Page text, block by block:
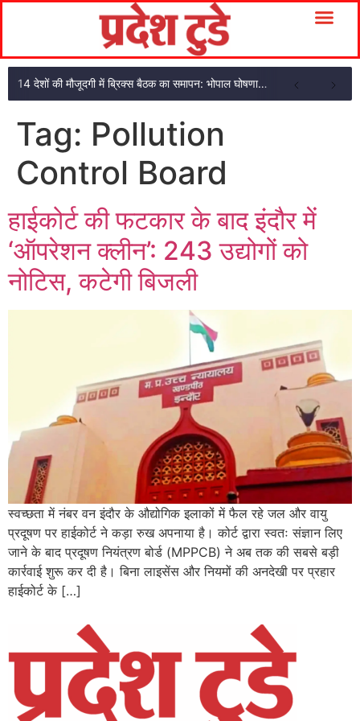
14 देशों की मौजूदगी में ब्रिक्स बैठक का समापन: भोपाल घोषणा पत्र अपनाया
Tag: Pollution
Control Board
हाईकोर्ट की फटकार के बाद इंदौर में
‘ऑपरेशन क्लीन’: 243 उद्योगों को
नोटिस, कटेगी बिजली
स्वच्छता में नंबर वन इंदौर के औद्योगिक इलाकों में फैल रहे जल और वायु
प्रदूषण पर हाईकोर्ट ने कड़ा रुख अपनाया है। कोर्ट द्वारा स्वतः संज्ञान लिए
जाने के बाद प्रदूषण नियंत्रण बोर्ड (MPPCB) ने अब तक की सबसे बड़ी
कार्रवाई शुरू कर दी है। बिना लाइसेंस और नियमों की अनदेखी पर प्रहार
हाईकोर्ट के […]